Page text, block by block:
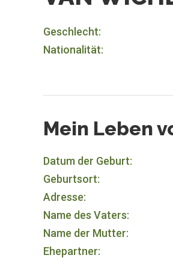
Geschlecht:
Nationalität:
Mein Leben
Datum der Geburt:
Geburtsort:
Adresse:
Name des Vaters:
Name der Mutter:
Ehepartner: